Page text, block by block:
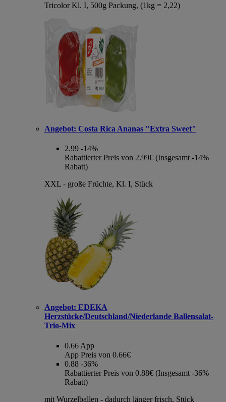
Tricolor Kl. I, 500g Packung, (1kg = 2,22)
Angebot: Costa Rica Ananas "Extra Sweet"
2.99 -14%
Rabattierter Preis von 2.99€ (Insgesamt -14%
Rabatt)
XXL - große Früchte, Kl. I, Stück
Angebot: EDEKA
Herzstücke/Deutschland/Niederlande Ballensalat-
Trio-Mix
0.66 App
App Preis von 0.66€
0.88 -36%
Rabattierter Preis von 0.88€ (Insgesamt -36%
Rabatt)
mit Wurzelballen - dadurch länger frisch, Stück